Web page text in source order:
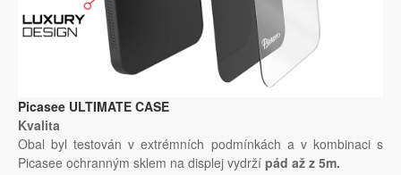
Picasee ULTIMATE CASE
Kvalita
Obal byl testován v extrémních podmínkách a v kombinaci s
Picasee ochranným sklem na displej vydrží pád až z 5m.